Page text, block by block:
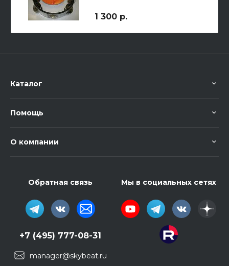
1 300 р.
Каталог
Помощь
О компании
Обратная связь
+7 (495) 777-08-31
manager@skybeat.ru
Мы в социальных сетях